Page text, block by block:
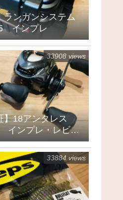
ランガンシステム
インプレ
】18アンタレス
ンプレ・レビュ
33908 views
33884 views